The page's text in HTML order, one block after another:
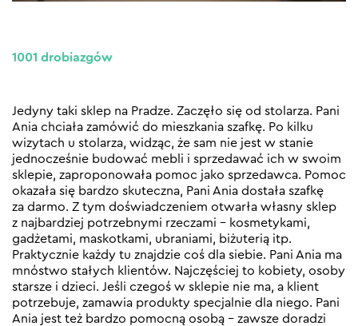
1001 drobiazgów
Jedyny taki sklep na Pradze. Zaczęło się od stolarza. Pani
Ania chciała zamówić do mieszkania szafkę. Po kilku
wizytach u stolarza, widząc, że sam nie jest w stanie
jednocześnie budować mebli i sprzedawać ich w swoim
sklepie, zaproponowała pomoc jako sprzedawca. Pomoc
okazała się bardzo skuteczna, Pani Ania dostała szafkę
za darmo. Z tym doświadczeniem otwarła własny sklep
z najbardziej potrzebnymi rzeczami – kosmetykami,
gadżetami, maskotkami, ubraniami, biżuterią itp.
Praktycznie każdy tu znajdzie coś dla siebie. Pani Ania ma
mnóstwo stałych klientów. Najczęściej to kobiety, osoby
starsze i dzieci. Jeśli czegoś w sklepie nie ma, a klient
potrzebuje, zamawia produkty specjalnie dla niego. Pani
Ania jest też bardzo pomocną osobą – zawsze doradzi